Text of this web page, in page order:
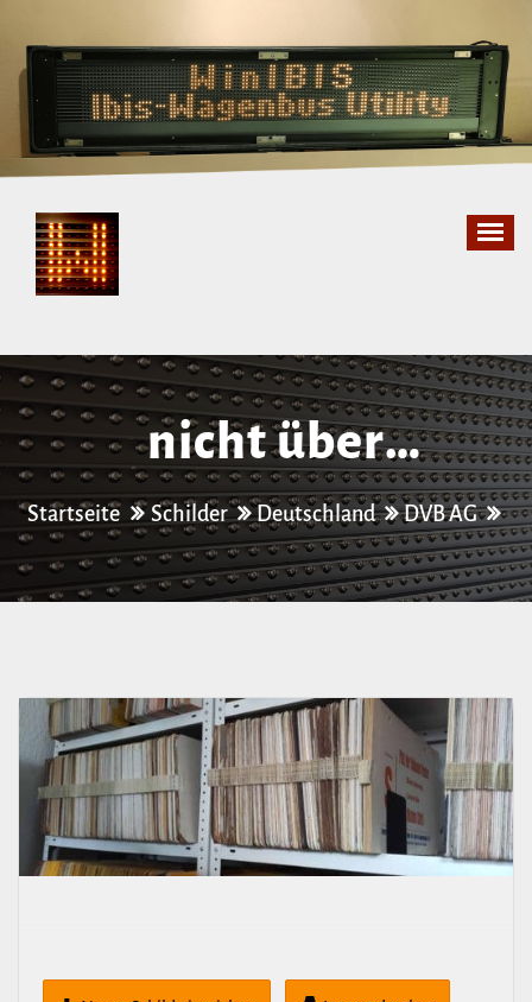
springen
nicht über
Innsbrucker Straße
Altkaitz
Bannewitzer Straße
Startseite Schilder Deutschland DVB AG